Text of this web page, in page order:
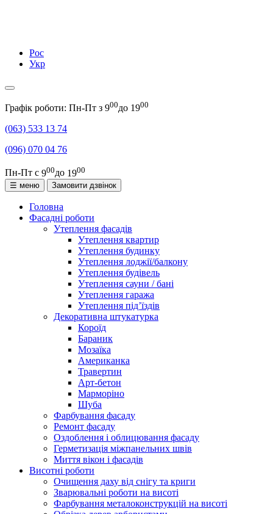
Рос
Укр
Графік роботи: Пн-Пт з 900до 1900
(063) 533 13 74
(096) 070 04 76
Пн-Пт с 900до 1900
☰ меню
Замовити дзвінок
Головна
Фасадні роботи
Утеплення фасадів
Утеплення квартир
Утеплення будинку
Утеплення лоджії/балкону
Утеплення будівель
Утеплення сауни / бані
Утеплення гаража
Утеплення під’їздів
Декоративна штукатурка
Короїд
Бараник
Мозаїка
Американка
Травертин
Арт-бетон
Марморіно
Шуба
Фарбування фасаду
Ремонт фасаду
Оздоблення і облицювання фасаду
Герметизація міжпанельних швів
Миття вікон і фасадів
Висотні роботи
Очищення даху від снігу та криги
Зварювальні роботи на висоті
Фарбування металоконструкцій на висоті